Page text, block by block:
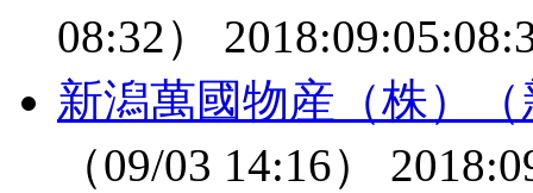
08:32）
新潟萬國物産（株）
（09/03 14:16）